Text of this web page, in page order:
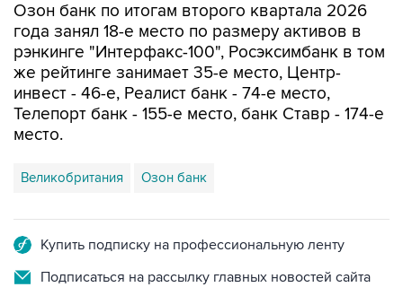
Озон банк по итогам второго квартала 2026
года занял 18-е место по размеру активов в
рэнкинге "Интерфакс-100", Росэксимбанк в том
же рейтинге занимает 35-е место, Центр-
инвест - 46-е, Реалист банк - 74-е место,
Телепорт банк - 155-е место, банк Ставр - 174-е
место.
Великобритания Озон банк
Купить подписку на профессиональную ленту
Подписаться на рассылку главных новостей сайта